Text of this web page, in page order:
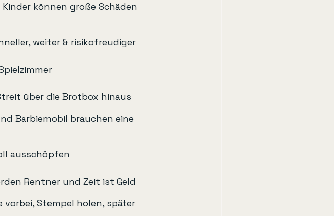
können große Schäden
weiter & risikofreudiger
über die Brotbox hinaus
Barbiemobil brauchen eine
ausschöpfen
Rentner und Zeit ist Geld
vorbei, Stempel holen, später